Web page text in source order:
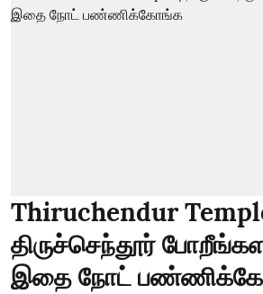
Thiruchendur
திருச்செந்தூர்
இதை நோட்